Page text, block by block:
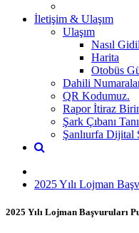
İletişim & Ulaşım
Ulaşım
Nasıl
Harita
Otobüs
Dahili
QR Kodumuz.
Rapor İtiraz
Şark Çıbanı
Şanlıurfa Dijital
2025 Yılı Lojman
2025 Yılı Lojman Başvuruları